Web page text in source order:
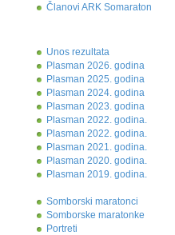
Članovi ARK Somaraton
Unos rezultata
Plasman 2026. godina
Plasman 2025. godina
Plasman 2024. godina
Plasman 2023. godina
Plasman 2022. godina.
Plasman 2022. godina.
Plasman 2021. godina.
Plasman 2020. godina.
Plasman 2019. godina.
Somborski maratonci
Somborske maratonke
Portreti